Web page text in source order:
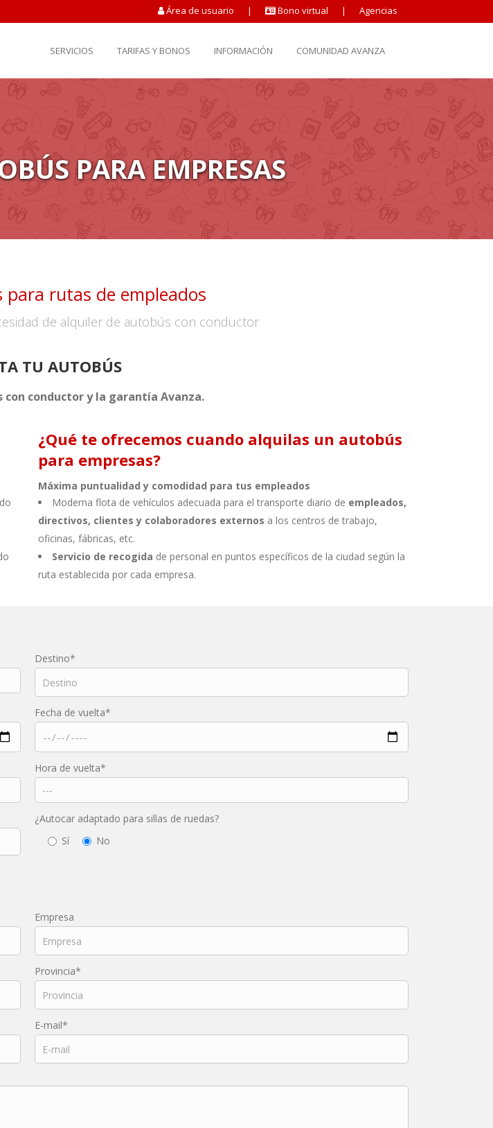
Área de usuario | Bono virtual | Agencias
SERVICIOS TARIFAS Y BONOS INFORMACIÓN COMUNIDAD AVANZA
PARA EMPRESAS
rutas de empleados
de alquiler de autobús con conductor
TU AUTOBÚS
con conductor y la garantía Avanza.
¿Qué te ofrecemos cuando alquilas un autobús
para empresas?
Máxima puntualidad y comodidad para tus empleados
Moderna flota de vehículos adecuada para el transporte diario de empleados,
directivos, clientes y colaboradores externos a los centros de trabajo,
oficinas, fábricas, etc.
Servicio de recogida de personal en puntos específicos de la ciudad según la
ruta establecida por cada empresa.
Destino*
Fecha de vuelta*
Hora de vuelta*
¿Autocar adaptado para sillas de ruedas?
Sí
No
Empresa
Provincia*
E-mail*